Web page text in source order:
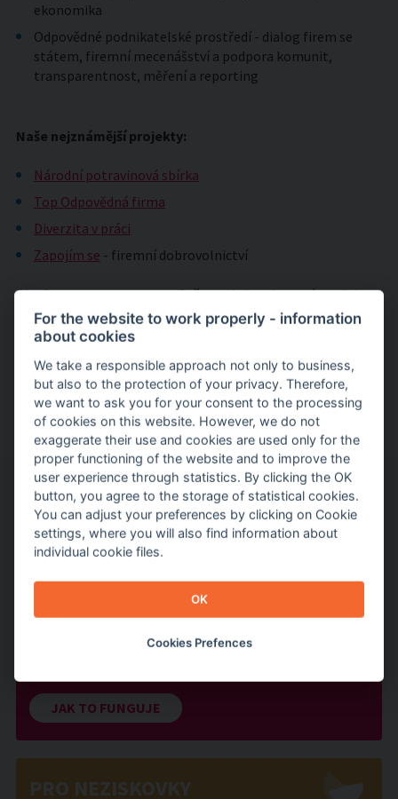
ekonomika
Odpovědné podnikatelské prostředí - dialog firem se
státem, firemní mecenášství a podpora komunit,
transparentnost, měření a reporting
Naše nejznámější projekty:
Národní potravinová sbírka
Top Odpovědná firma
Diverzita v práci
Zapojím se - firemní dobrovolnictví
PlatformaByznys pro společnostje inspirovaná modelem
Business in the Community, přední organizací ve Velké
Británii, která působí na globálním poli společenské
odpovědnosti firem.
Další informace, zprávy ze světa CSR a aktuální kalendář
akcí najdete na webu BPS - Byznys pro společnost.
PRO FIRMY
Nadchneme vás pro dobrou věc a zajistíme, že
Připravíme dobrovolnický event s přidanou
hodnotou
Díky nám využijete své odborné znalosti pro
JAK TO FUNGUJE
PRO NEZISKOVKY
For the website to work properly - information
about cookies
We take a responsible approach not only to business,
but also to the protection of your privacy. Therefore,
we want to ask you for your consent to the processing
of cookies on this website. However, we do not
exaggerate their use and cookies are used only for the
proper functioning of the website and to improve the
user experience through statistics. By clicking the OK
button, you agree to the storage of statistical cookies.
You can adjust your preferences by clicking on Cookie
settings, where you will also find information about
individual cookie files.
OK
Cookies Prefences